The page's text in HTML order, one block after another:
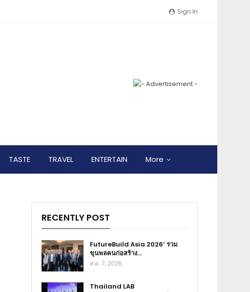
Sign In
TASTE TRAVEL ENTERTAIN More
RECENTLY POST
FutureBuild Asia 2026’ รวม
ขุนพลคนก่อสร้าง…
ส.ค. 7, 2026
Thailand LAB